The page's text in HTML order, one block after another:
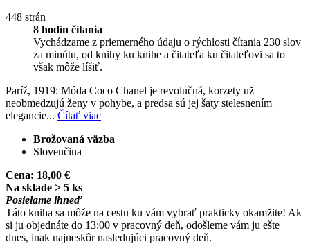
448 strán
8 hodín čítania
Vychádzame z priemerného údaju o rýchlosti čítania 230 slov
za minútu, od knihy ku knihe a čitateľa ku čitateľovi sa to
však môže líšiť.
Paríž, 1919: Móda Coco Chanel je revolučná, korzety už
neobmedzujú ženy v pohybe, a predsa sú jej šaty stelesnením
elegancie... Čítať viac
Brožovaná väzba
Slovenčina
Cena: 18,00 €
Na sklade > 5 ks
Posielame ihneď
Táto kniha sa môže na cestu ku vám vybrať prakticky okamžite! Ak
si ju objednáte do 13:00 v pracovný deň, odošleme vám ju ešte
dnes, inak najneskôr nasledujúci pracovný deň.